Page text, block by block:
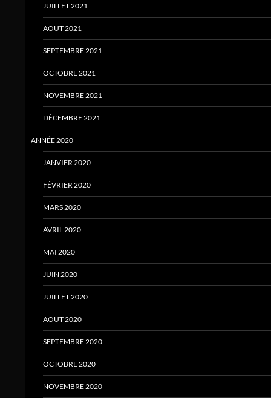
JUILLET 2021
AOUT 2021
SEPTEMBRE 2021
OCTOBRE 2021
NOVEMBRE 2021
DÉCEMBRE 2021
ANNÉE 2020
JANVIER 2020
FÉVRIER 2020
MARS 2020
AVRIL 2020
MAI 2020
JUIN 2020
JUILLET 2020
AOÛT 2020
SEPTEMBRE 2020
OCTOBRE 2020
NOVEMBRE 2020